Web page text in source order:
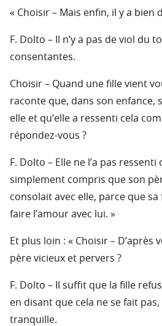
« Choisir – Mais enfin, il y a bien
F. Dolto – Il n’y a pas de viol du
consentantes.
Choisir – Quand une fille vient
raconte que, dans son enfance,
elle et qu’elle a ressenti cela
répondez-vous ?
F. Dolto – Elle ne l’a pas
simplement compris que son
consolait avec elle, parce que
faire l’amour avec lui. »
Et plus loin : « Choisir – D’après
père vicieux et pervers ?
F. Dolto – Il suffit que la fille
en disant que cela ne se fait pas,
tranquille.